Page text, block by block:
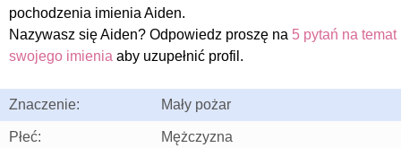
pochodzenia imienia Aiden.
Nazywasz się Aiden? Odpowiedz proszę na 5 pytań na temat
swojego imienia aby uzupełnić profil.
Znaczenie: Mały pożar
Płeć: Mężczyzna